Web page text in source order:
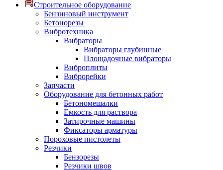
Строительное оборудование
Бензиновый инструмент
Бетонорезы
Вибротехника
Вибраторы
Вибраторы глубинные
Площадочные вибраторы
Виброплиты
Виброрейки
Запчасти
Оборудование для бетонных работ
Бетономешалки
Емкость для раствора
Затирочные машины
Фиксаторы арматуры
Пороховые пистолеты
Резчики
Бензорезы
Резчики швов